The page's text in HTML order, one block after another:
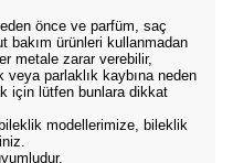
önce ve parfüm, saç
bakım ürünleri kullanmadan
metale zarar verebilir,
veya parlaklık kaybına neden
için lütfen bunlara dikkat
modellerimize, bileklik